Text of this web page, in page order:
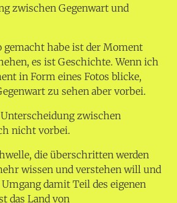
zwischen Gegenwart und
gemacht habe ist der Moment
es ist Geschichte. Wenn ich
in Form eines Fotos blicke,
zu sehen aber vorbei.
zwischen
nicht vorbei.
die überschritten werden
wissen und verstehen will und
damit Teil des eigenen
das Land von